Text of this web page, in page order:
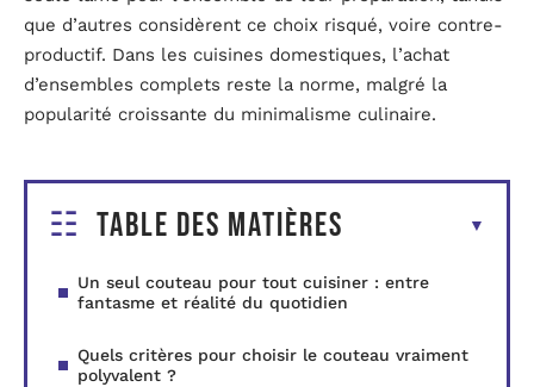
que d’autres considèrent ce choix risqué, voire contre-
productif. Dans les cuisines domestiques, l’achat
d’ensembles complets reste la norme, malgré la
popularité croissante du minimalisme culinaire.
Table des matières
Un seul couteau pour tout cuisiner : entre
fantasme et réalité du quotidien
Quels critères pour choisir le couteau vraiment
polyvalent ?